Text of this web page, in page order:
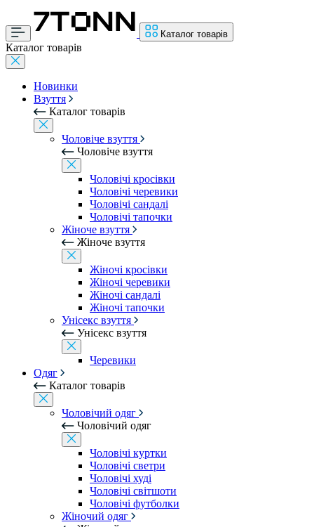
Каталог товарів
Каталог товарів
Новинки
Взуття
Каталог товарів
Чоловіче взуття
Чоловіче взуття
Чоловічі кросівки
Чоловічі черевики
Чоловічі сандалі
Чоловічі тапочки
Жіноче взуття
Жіноче взуття
Жіночі кросівки
Жіночі черевики
Жіночі сандалі
Жіночі тапочки
Унісекс взуття
Унісекс взуття
Черевики
Одяг
Каталог товарів
Чоловічий одяг
Чоловічий одяг
Чоловічі куртки
Чоловічі светри
Чоловічі худі
Чоловічі світшоти
Чоловічі футболки
Жіночий одяг